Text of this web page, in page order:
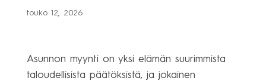
touko 12, 2026
Asunnon myynti on yksi elämän suurimmista
taloudellisista päätöksistä, ja jokainen